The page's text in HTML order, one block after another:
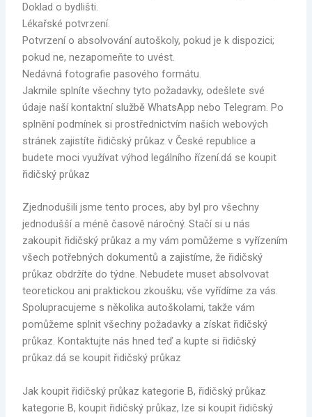
Doklad o bydlišti.
Lékařské potvrzení.
Potvrzení o absolvování autoškoly, pokud je k dispozici;
pokud ne, nezapomeňte to uvést.
Nedávná fotografie pasového formátu.
Jakmile splníte všechny tyto požadavky, odešlete své
údaje naší kontaktní službě WhatsApp nebo Telegram. Po
splnění podmínek si prostřednictvím našich webových
stránek zajistíte řidičský průkaz v České republice a
budete moci využívat výhod legálního řízení.dá se koupit
řidičský průkaz
Zjednodušili jsme tento proces, aby byl pro všechny
jednodušší a méně časově náročný. Stačí si u nás
zakoupit řidičský průkaz a my vám pomůžeme s vyřízením
všech potřebných dokumentů a zajistíme, že řidičský
průkaz obdržíte do týdne. Nebudete muset absolvovat
teoretickou ani praktickou zkoušku; vše vyřídíme za vás.
Spolupracujeme s několika autoškolami, takže vám
pomůžeme splnit všechny požadavky a získat řidičský
průkaz. Kontaktujte nás hned teď a kupte si řidičský
průkaz.dá se koupit řidičský průkaz
Jak koupit řidičský průkaz kategorie B, řidičský průkaz
kategorie B, koupit řidičský průkaz, lze si koupit řidičský